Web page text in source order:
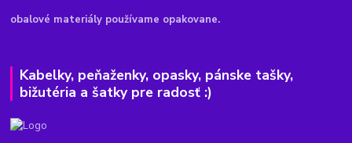
obalové materiály používame opakovane.
Kabelky, peňaženky, opasky, pánske tašky,
bižutéria a šatky pre radosť :)